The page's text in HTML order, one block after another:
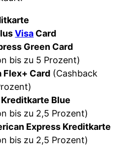
Visa Card
Green Card
bis zu 5 Prozent)
Flex+ Card (Cashback
Blue
bis zu 2,5 Prozent)
Express Kreditkarte
bis zu 2,5 Prozent)